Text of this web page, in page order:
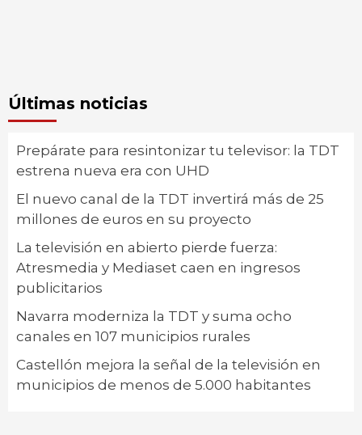
Últimas noticias
Prepárate para resintonizar tu televisor: la TDT
estrena nueva era con UHD
El nuevo canal de la TDT invertirá más de 25
millones de euros en su proyecto
La televisión en abierto pierde fuerza:
Atresmedia y Mediaset caen en ingresos
publicitarios
Navarra moderniza la TDT y suma ocho
canales en 107 municipios rurales
Castellón mejora la señal de la televisión en
municipios de menos de 5.000 habitantes